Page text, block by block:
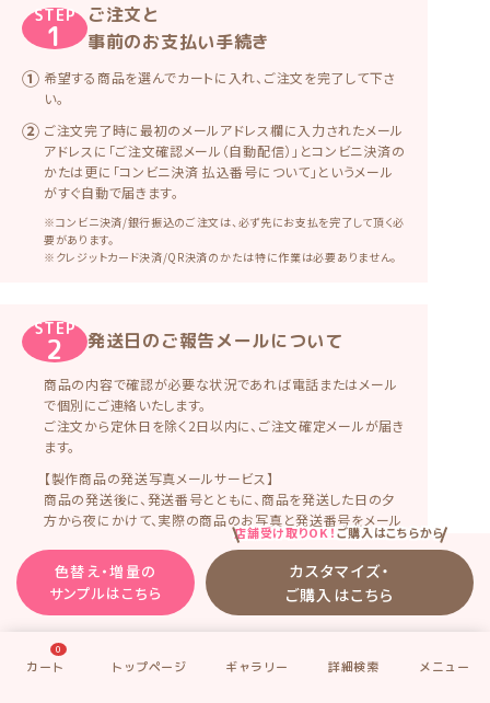
色替え・増量の
サンプルはこちら
店舗受け取りOK！ご購入はこちらから
カスタマイズ・
ご購入はこちら
STEP
1
ご注文と
事前のお支払い手続き
希望する商品を選んでカートに入れ、ご注文を完了して下さ
い。
ご注文完了時に最初のメールアドレス欄に入力されたメール
アドレスに「ご注文確認メール（自動配信）」とコンビニ決済の
かたは更に「コンビニ決済 払込番号について」というメール
がすぐ自動で届きます。
※コンビニ決済/銀行振込のご注文は、必ず先にお支払を完了して頂く必
要があります。
※クレジットカード決済/QR決済のかたは特に作業は必要ありません。
STEP
2 発送日のご報告メールについて
商品の内容で確認が必要な状況であれば電話またはメール
で個別にご連絡いたします。
ご注文から定休日を除く2日以内に、ご注文確定メールが届き
ます。
【製作商品の発送写真メールサービス】
商品の発送後に、発送番号とともに、商品を発送した日の夕
方から夜にかけて、実際の商品のお写真と発送番号をメール
（メッセージカードの撮影は行いません）
商品の特性上基本的に発送前のご報告はお送り出来ません
が、こんな感じで出来上がったんだな、明日着くんだな♡と確
メールが届くかは、お客様の迷惑メール設定によりますのでご
確認下さい。
0